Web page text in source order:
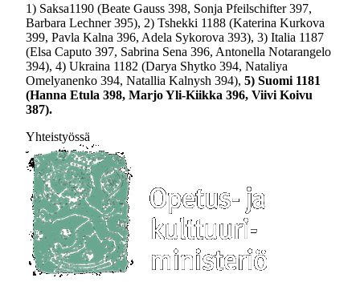
1) Saksa1190 (Beate Gauss 398, Sonja Pfeilschifter 397,
Barbara Lechner 395), 2) Tshekki 1188 (Katerina Kurkova
399, Pavla Kalna 396, Adela Sykorova 393), 3) Italia 1187
(Elsa Caputo 397, Sabrina Sena 396, Antonella Notarangelo
394), 4) Ukraina 1182 (Darya Shytko 394, Nataliya
Omelyanenko 394, Natallia Kalnysh 394), 5) Suomi 1181
(Hanna Etula 398, Marjo Yli-Kiikka 396, Viivi Koivu
387).
Yhteistyössä